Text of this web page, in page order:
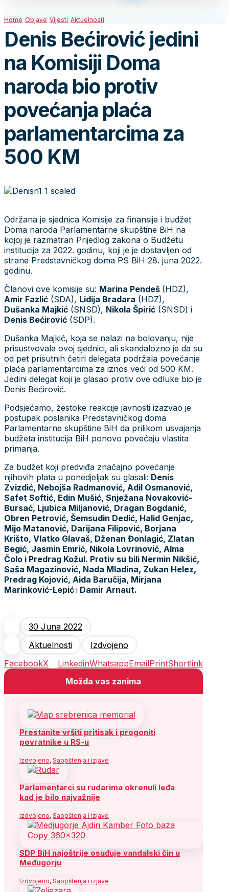
Home Objave Vijesti Aktuelnosti
Denis Bećirović jedini
na Komisiji Doma
naroda bio protiv
povećanja plaća
parlamentarcima za
500 KM
Održana je sjednica Komisije za finansije i budžet
Doma naroda Parlamentarne skupštine BiH na
kojoj je razmatran Prijedlog zakona o Budžetu
institucija za 2022. godinu, koji je je dostavljen od
strane Predstavničkog doma PS BiH 28. juna 2022.
godinu.
Članovi ove komisije su: Marina Pendeš (HDZ),
Amir Fazlić (SDA), Lidija Bradara (HDZ),
Dušanka Majkić (SNSD), Nikola Špirić (SNSD) i
Denis Bećirović (SDP).
Dušanka Majkić, koja se nalazi na bolovanju, nije
prisustvovala ovoj sjednici, ali skandalozno je da su
od pet prisutnih četiri delegata podržala povećanje
plaća parlamentarcima za iznos veći od 500 KM.
Jedini delegat koji je glasao protiv ove odluke bio je
Denis Bećirović.
Podsjećamo, žestoke reakcije javnosti izazvao je
postupak poslanika Predstavničkog doma
Parlamentarne skupštine BiH da prilikom usvajanja
budžeta institucija BiH ponovo povećaju vlastita
primanja.
Za budžet koji predviđa značajno povećanje
njihovih plata u ponedjeljak su glasali: Denis
Zvizdić, Nebojša Radmanović, Adil Osmanović,
Safet Softić, Edin Mušić, Snježana Novaković-
Bursać, Ljubica Miljanović, Dragan Bogdanić,
Obren Petrović, Šemsudin Dedić, Halid Genjac,
Mijo Matanović, Darijana Filipović, Borjana
Krišto, Vlatko Glavaš, Dženan Đonlagić, Zlatan
Begić, Jasmin Emrić, Nikola Lovrinović, Alma
Čolo i Predrag Kožul. Protiv su bili Nermin Nikšić,
Saša Magazinović, Nada Mladina, Zukan Helez,
Predrag Kojović, Aida Baručija, Mirjana
Marinković-Lepić i Damir Arnaut.
30 Juna 2022
Aktuelnosti
Izdvojeno
FacebookX LinkedinWhatsappEmailPrintShortlink
Možda vas zanima
Prestanite vršiti pritisak i progoniti
povratnike u RS-u
Izdvojeno, Saopštenja i izjave
Parlamentarci su rudarima okrenuli leđa
kad je bilo najvažnije
Izdvojeno, Saopštenja i izjave
SDP BiH najoštrije osuđuje vandalski čin u
Međugorju
Izdvojeno, Saopštenja i izjave